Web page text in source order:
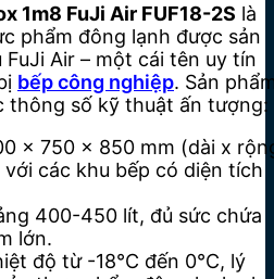
1m8 FuJi Air FUF18-2S là
phẩm đông lạnh được sản
Air – một cái tên uy tín
bếp công nghiệp. Sản
thông số kỹ thuật ấn tượng:
x 750 x 850 mm (dài x
các khu bếp có diện tích
400-450 lít, đủ sức chứa
lớn.
độ từ -18°C đến 0°C, lý